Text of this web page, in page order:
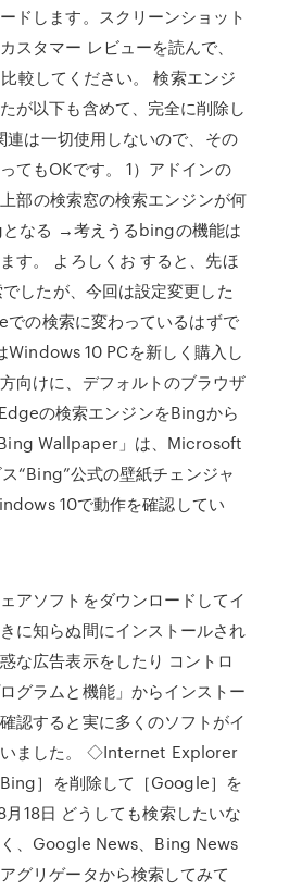
ドします。スクリーンショット
スタマー レビューを読んで、
較してください。 検索エンジ
が以下も含めて、完全に削除し
は一切使用しないので、その
てもOKです。 1）アドインの
部の検索窓の検索エンジンが何
なる →考えうるbingの機能は
す。 よろしくお すると、先ほ
したが、今回は設定変更した
の検索に変わっているはずで
Windows 10 PCを新しく購入し
向けに、デフォルトのブラウザ
の検索エンジンをBingから
Wallpaper」は、Microsoft
“Bing”公式の壁紙チェンジャ
10で動作を確認してい
アソフトをダウンロードしてイ
に知らぬ間にインストールされ
な広告表示をしたり コントロ
グラムと機能」からインストー
認すると実に多くのソフトがイ
いました。 ◇Internet Explorer
］を削除して［Google］を
18日 どうしても検索したいな
、Google News、Bing News
グリゲータから検索してみて